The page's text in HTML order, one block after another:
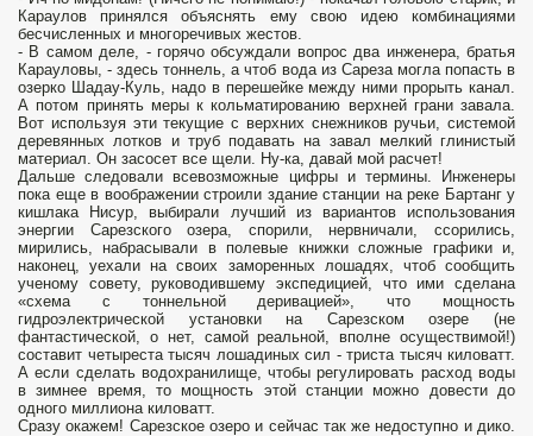
Караулов принялся объяснять ему свою идею комбинациями
бесчисленных и многоречивых жестов.
- В самом деле, - горячо обсуждали вопрос два инженера, братья
Карауловы, - здесь тоннель, а чтоб вода из Сареза могла попасть в
озерко Шадау-Куль, надо в перешейке между ними прорыть канал.
А потом принять меры к кольматированию верхней грани завала.
Вот используя эти текущие с верхних снежников ручьи, системой
деревянных лотков и труб подавать на завал мелкий глинистый
материал. Он засосет все щели. Ну-ка, давай мой расчет!
Дальше следовали всевозможные цифры и термины. Инженеры
пока еще в воображении строили здание станции на реке Бартанг у
кишлака Нисур, выбирали лучший из вариантов использования
энергии Сарезского озера, спорили, нервничали, ссорились,
мирились, набрасывали в полевые книжки сложные графики и,
наконец, уехали на своих заморенных лошадях, чтоб сообщить
ученому совету, руководившему экспедицией, что ими сделана
«схема с тоннельной деривацией», что мощность
гидроэлектрической установки на Сарезском озере (не
фантастической, о нет, самой реальной, вполне осуществимой!)
составит четыреста тысяч лошадиных сил - триста тысяч киловатт.
А если сделать водохранилище, чтобы регулировать расход воды
в зимнее время, то мощность этой станции можно довести до
одного миллиона киловатт.
Сразу окажем! Сарезское озеро и сейчас так же недоступно и дико.